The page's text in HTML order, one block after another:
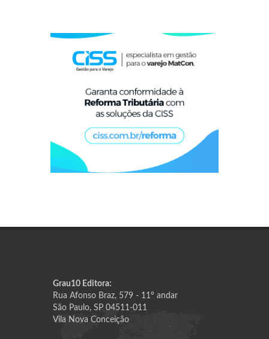
Grau10 Editora:
Rua Afonso Braz, 579 - 11º andar
São Paulo, SP 04511-011
Vila Nova Conceição